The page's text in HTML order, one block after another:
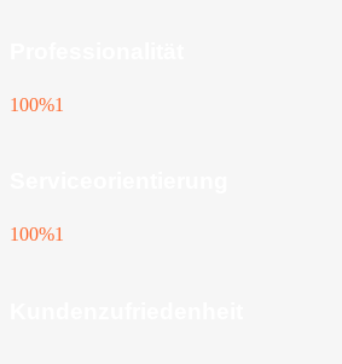
100%1
100%1